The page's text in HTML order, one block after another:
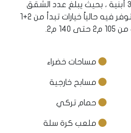
متر مربع، وهو مكون من 3 أبنية ، بحيث يبلغ عدد الشقق
الإجمالي فيه 186 عقار، وتتوفر فيه حالياً خيارات تبدأ من 2+1
مساحات خضراء
مسابح خارجية
حمام تركي
ملعب كرة سلة